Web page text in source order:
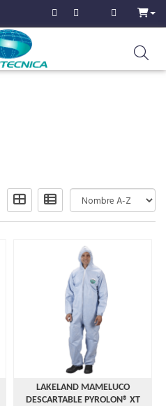
LAKELAND MAMELUCO
DESCARTABLE PYROLON® XT